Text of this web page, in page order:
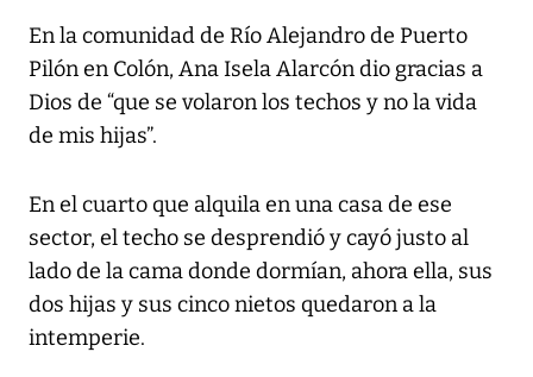
En la comunidad de Río Alejandro de Puerto
Pilón en Colón, Ana Isela Alarcón dio gracias a
Dios de “que se volaron los techos y no la vida
de mis hijas”.
En el cuarto que alquila en una casa de ese
sector, el techo se desprendió y cayó justo al
lado de la cama donde dormían, ahora ella, sus
dos hijas y sus cinco nietos quedaron a la
intemperie.